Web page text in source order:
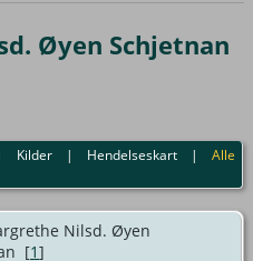
Øyen Schjetnan
Kilder | Hendelseskart |Alle
Nilsd. Øyen
[1]